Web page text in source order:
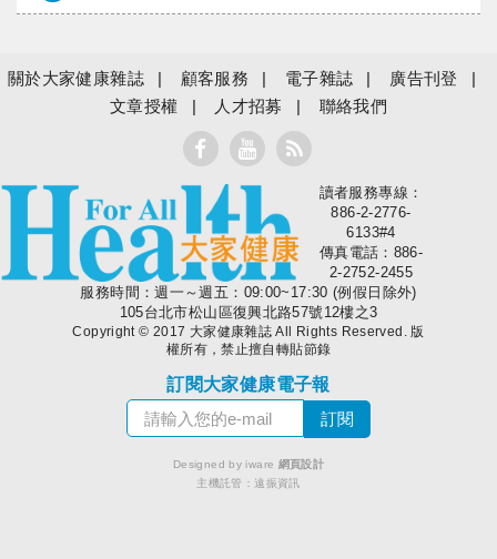
關於大家健康雜誌 顧客服務 電子雜誌
廣告刊登
文章授權
人才招募 聯絡我們
大家健康
讀者服務專線：
886-2-2776-
6133#4
傳真電話：886-
2-2752-2455
服務時間：週一～週五：09:00~17:30 (例假日除外)
105台北市松山區復興北路57號12樓之3
Copyright © 2017 大家健康雜誌 All Rights Reserved. 版
權所有，禁止擅自轉貼節錄
訂閱大家健康電子報
Designed by iware 網頁設計
主機託管：遠振資訊